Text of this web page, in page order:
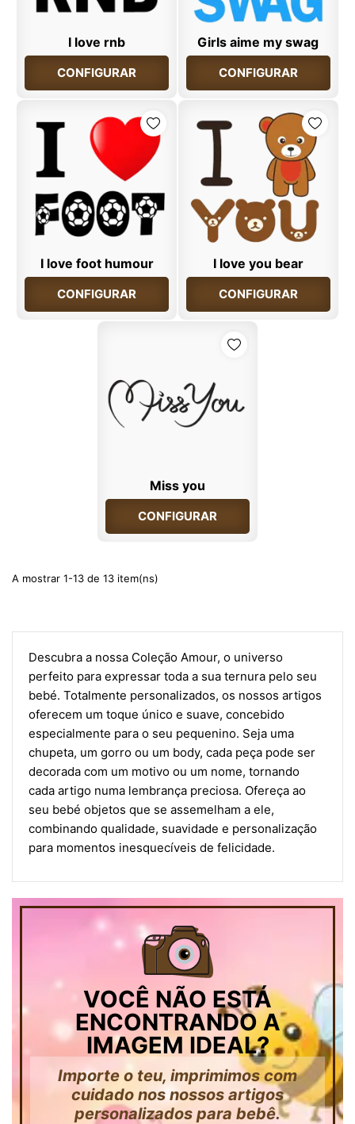
I love rnb
CONFIGURAR
Girls aime my swag
CONFIGURAR
I love foot humour
CONFIGURAR
I love you bear
CONFIGURAR
Miss you
CONFIGURAR
A mostrar 1-13 de 13 item(ns)
Descubra a nossa Coleção Amour, o universo
perfeito para expressar toda a sua ternura pelo seu
bebé. Totalmente personalizados, os nossos artigos
oferecem um toque único e suave, concebido
especialmente para o seu pequenino. Seja uma
chupeta, um gorro ou um body, cada peça pode ser
decorada com um motivo ou um nome, tornando
cada artigo numa lembrança preciosa. Ofereça ao
seu bebé objetos que se assemelham a ele,
combinando qualidade, suavidade e personalização
para momentos inesquecíveis de felicidade.
VOCÊ NÃO ESTÁ
ENCONTRANDO A
IMAGEM IDEAL?
Importe o teu, imprimimos com
cuidado nos nossos artigos
personalizados para bebê.